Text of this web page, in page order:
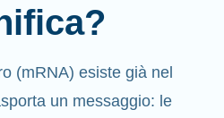
(mRNA) esiste già nel
un messaggio: le